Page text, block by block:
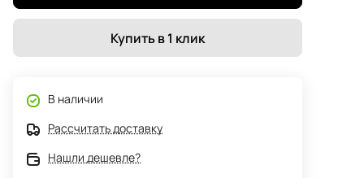
Купить в 1 клик
В наличии
Рассчитать доставку
Нашли дешевле?